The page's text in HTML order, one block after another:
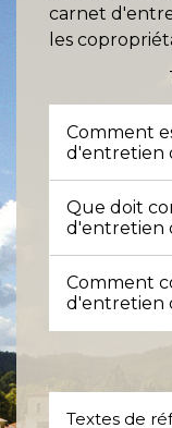
carnet
les
Comment
d'entretien
Que doit
d'entretien
Comment
d'entretien
Textes de